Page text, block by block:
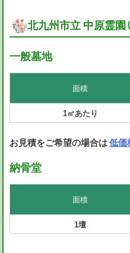
北九州市立 中原霊園
一般墓地
面積
1㎡あたり
お見積をご希望の場合は低価
納骨堂
面積
1壇